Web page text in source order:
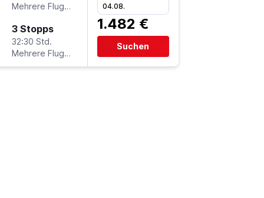
Mehrere Fluglinien
3 Stopps
32:30 Std.
Mehrere Fluglinien
04.08.
1.482 €
Suchen